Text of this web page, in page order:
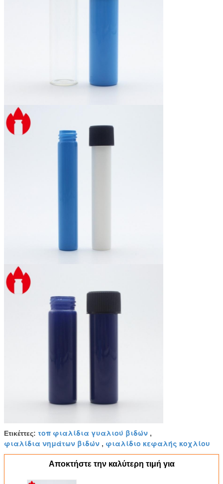
Ετικέττες: τοπ φιαλίδια γυαλιού βιδών ,
φιαλίδια νημάτων βιδών , φιαλίδιο κεφαλής κοχλίου
Αποκτήστε την καλύτερη τιμή για